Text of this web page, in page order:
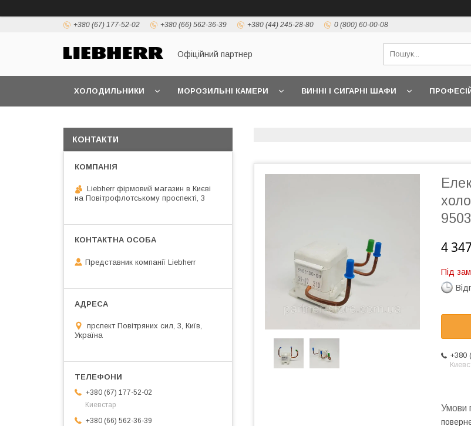
+380 (67) 177-52-02 +380 (66) 562-36-39 +380 (44) 245-28-80 0 (800) 60-00-08
Офіційний партнер
ХОЛОДИЛЬНИКИ МОРОЗИЛЬНІ КАМЕРИ ВИННІ І СИГАРНІ ШАФИ
4
Під
+380
КОНТАКТИ
Liebherr фірмовий магазин в Києві
на Повітрофлотському проспекті, 3
Представник компанії Liebherr
прспект Повітряних сил, 3, Київ,
Україна
+380 (67) 177-52-02
Киевстар
+380 (66) 562-36-39